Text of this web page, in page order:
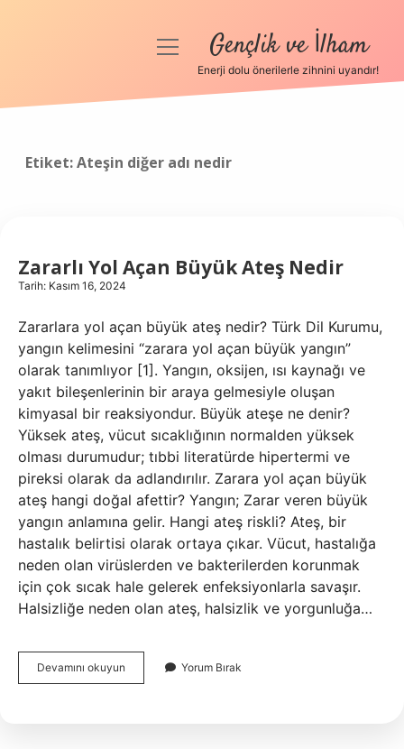
Anasayfa
menüyüGençlik ve İlham
Enerji dolu önerilerle zihnini uyandır!
Etiket:Ateşin diğer adı nedir
Zararlı Yol Açan Büyük Ateş Nedir
Tarih: Kasım 16, 2024
Zararlara yol açan büyük ateş nedir? Türk Dil Kurumu,
yangın kelimesini “zarara yol açan büyük yangın”
olarak tanımlıyor [1]. Yangın, oksijen, ısı kaynağı ve
yakıt bileşenlerinin bir araya gelmesiyle oluşan
kimyasal bir reaksiyondur. Büyük ateşe ne denir?
Yüksek ateş, vücut sıcaklığının normalden yüksek
olması durumudur; tıbbi literatürde hipertermi ve
pireksi olarak da adlandırılır. Zarara yol açan büyük
ateş hangi doğal afettir? Yangın; Zarar veren büyük
yangın anlamına gelir. Hangi ateş riskli? Ateş, bir
hastalık belirtisi olarak ortaya çıkar. Vücut, hastalığa
neden olan virüslerden ve bakterilerden korunmak
için çok sıcak hale gelerek enfeksiyonlarla savaşır.
Halsizliğe neden olan ateş, halsizlik ve yorgunluğa…
Devamını okuyun
Yol
Yorum Bırak